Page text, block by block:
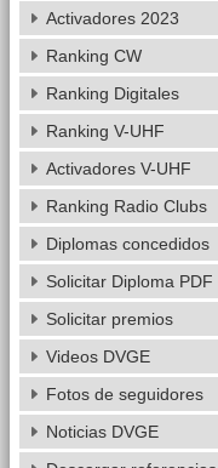
Activadores 2023
Ranking CW
Ranking Digitales
Ranking V-UHF
Activadores V-UHF
Ranking Radio Clubs
Diplomas concedidos
Solicitar Diploma PDF
Solicitar premios
Videos DVGE
Fotos de seguidores
Noticias DVGE